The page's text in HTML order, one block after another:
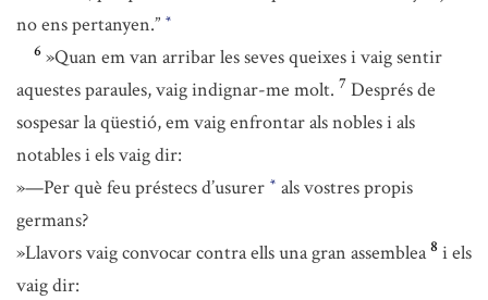
no ens pertanyen.” *
6 »Quan em van arribar les seves queixes i vaig sentir
aquestes paraules, vaig indignar-me molt. 7 Després de
sospesar la qüestió, em vaig enfrontar als nobles i als
notables i els vaig dir:
»—Per què feu préstecs d’usurer * als vostres propis
germans?
»Llavors vaig convocar contra ells una gran assemblea 8 i els
vaig dir: